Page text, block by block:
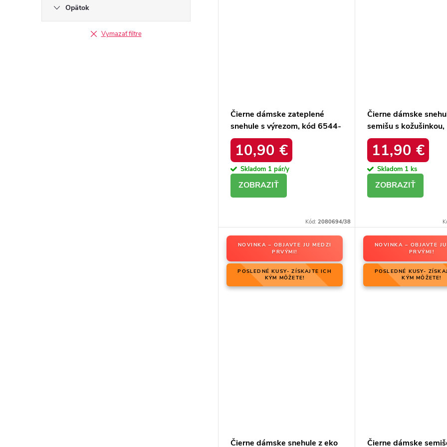
Opätok
Vymazať filtre
Čierne dámske zateplené
snehule s výrezom, kód 6544-
21
10,90 €
Skladom 1 pár/y
Kód:2080694/38
Čierne dámske
semišu s kožušinkou,
platforma, M563
11,90 €
Skladom 1 ks
NOVINKA – OBJAVTE JU MEDZI
PRVÝMI!
POSLEDNÉ KUSY- ZÍSKAJTE ICH
KÝM MÔŽETE!
Čierne dámske snehule z eko
NOVINKA – OBJAVTE
PRVÝMI!
POSLEDNÉ KUSY-
KÝM MÔŽETE!
Čierne dámske